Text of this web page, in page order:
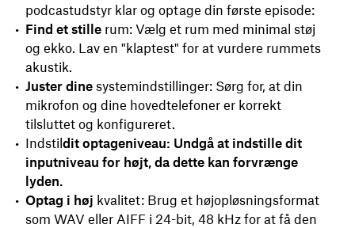
podcastudstyr klar og optage din første episode:
Find et stille rum: Vælg et rum med minimal støj
og ekko. Lav en "klaptest" for at vurdere rummets
akustik.
Juster dine systemindstillinger: Sørg for, at din
mikrofon og dine hovedtelefoner er korrekt
tilsluttet og konfigureret.
Indstildit optageniveau: Undgå at indstille dit
inputniveau for højt, da dette kan forvrænge
lyden.
Optag i høj kvalitet: Brug et højopløsningsformat
som WAV eller AIFF i 24-bit, 48 kHz for at få den